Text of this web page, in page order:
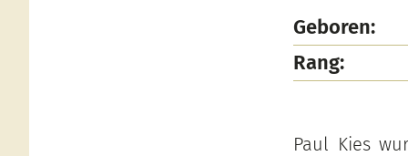
Geboren:
Rang:
Paul Kies